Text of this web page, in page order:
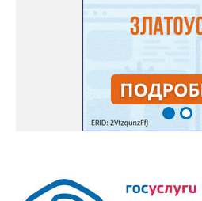
00 в библиотеке «Окна» - книжная
истории». В кинотеатрах города, по
премьеры недели: «Старый орёл»
«Всё, что мы потеряли» (18+). По
дикий друг. Возвращение домой»
дедушке-2» (6+), «Старый орёл»
здесь ВКОНТАКТЕ https://vk.com/